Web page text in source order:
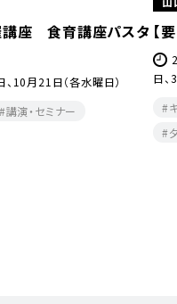
トン教室
、26日、9月2日、9日、16
ャー
体験
【
～9
27